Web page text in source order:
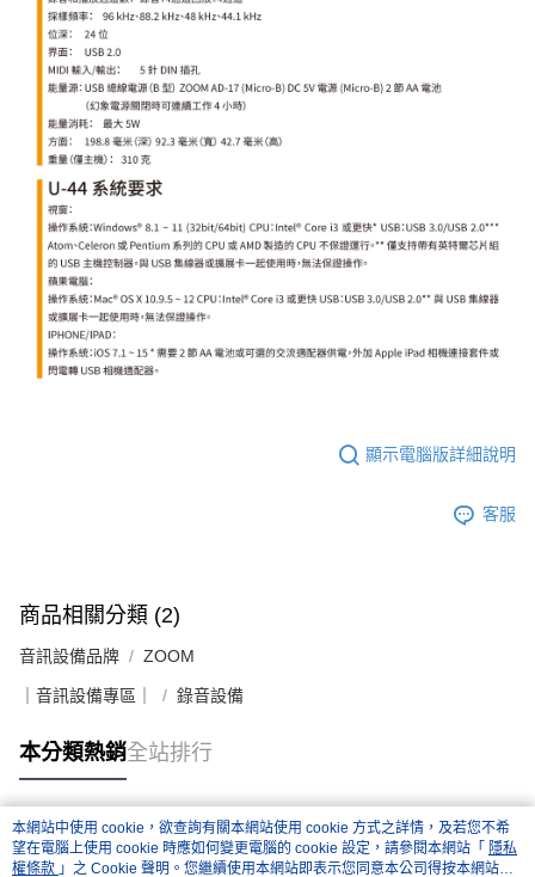
顯示電腦版詳細說明
客服
商品相關分類 (2)
音訊設備品牌 ZOOM
｜音訊設備專區｜ 錄音設備
本分類熱銷全站排行
熱門標籤
本網站中使用 cookie，欲查詢有關本網站使用 cookie 方式之詳情，及若您不希
望在電腦上使用 cookie 時應如何變更電腦的 cookie 設定，請參閱本網站「 隱私
權條款 」之 Cookie 聲明。您繼續使用本網站即表示您同意本公司得按本網站使